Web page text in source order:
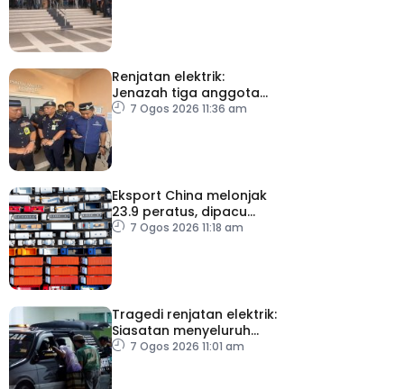
Renjatan elektrik:
Jenazah tiga anggota
polis dibawa pulang
7 Ogos 2026 11:36 am
Eksport China melonjak
23.9 peratus, dipacu
permintaan teknologi AI
7 Ogos 2026 11:18 am
Tragedi renjatan elektrik:
Siasatan menyeluruh
dijalankan
7 Ogos 2026 11:01 am